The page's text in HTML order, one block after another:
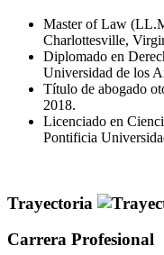
Master of Law
Charlottesville,
Diplomado en
Universidad de los
Título de abogado
2018.
Licenciado en
Pontificia
Trayectoria
Carrera Profesional